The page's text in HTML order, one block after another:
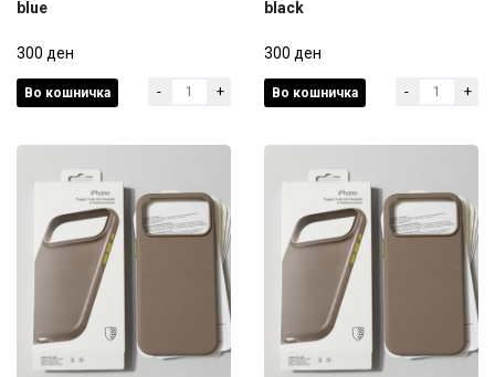
blue
300 ден
blue
300 ден
Во кошничка - +
black
300 ден
black
300 ден
Во кошничка - +